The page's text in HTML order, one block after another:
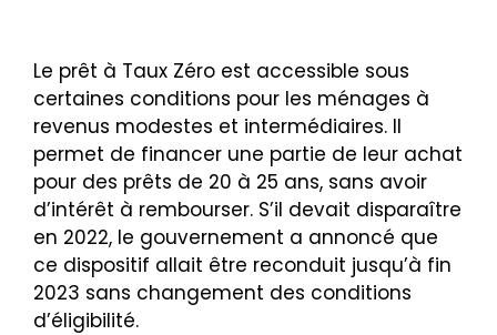
Le prêt à Taux Zéro est accessible sous
certaines conditions pour les ménages à
revenus modestes et intermédiaires. Il
permet de financer une partie de leur achat
pour des prêts de 20 à 25 ans, sans avoir
d’intérêt à rembourser. S’il devait disparaître
en 2022, le gouvernement a annoncé que
ce dispositif allait être reconduit jusqu’à fin
2023 sans changement des conditions
d’éligibilité.